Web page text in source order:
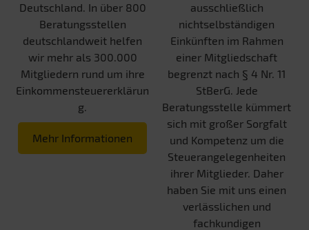
Deutschland. In über 800
Beratungsstellen
deutschlandweit helfen
wir mehr als 300.000
Mitgliedern rund um ihre
Einkommensteuererklärun
g.
Mehr Informationen
ausschließlich
nichtselbständigen
Einkünften im Rahmen
einer Mitgliedschaft
begrenzt nach § 4 Nr. 11
StBerG. Jede
Beratungsstelle kümmert
sich mit großer Sorgfalt
und Kompetenz um die
Steuerangelegenheiten
ihrer Mitglieder. Daher
haben Sie mit uns einen
verlässlichen und
fachkundigen